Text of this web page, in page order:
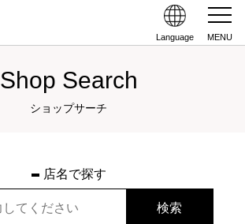
Language MENU
Shop Search
ショップサーチ
店名で探す